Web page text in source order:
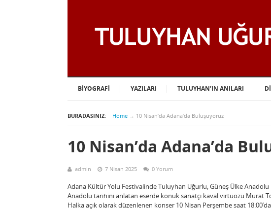
BIYOGRAFI YAZILARI TULUYHAN’IN ANILARI
BURADASINIZ: Home → 10 Nisan’da Adana’da Buluşuyoruz
10 Nisan’da Adana’da
admin 7 Nisan 2025 0 Yorum
Adana Kültür Yolu Festivalinde Tuluyhan Uğurlu, Güneş Ülke
Anadolu tarihini anlatan eserde konuk sanatçı kaval virtüözü Murat
Halka açık olarak düzenlenen konser 10 Nisan Perşembe saat